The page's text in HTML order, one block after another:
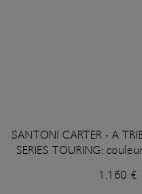
SANTONI CARTER - A
SERIES TOURING:
1.160 €